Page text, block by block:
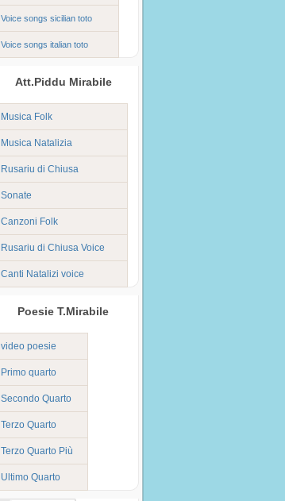
Voice songs sicilian toto
Voice songs italian toto
Att.Piddu Mirabile
Musica Folk
Musica Natalizia
Rusariu di Chiusa
Sonate
Canzoni Folk
Rusariu di Chiusa Voice
Canti Natalizi voice
Poesie T.Mirabile
video poesie
Primo quarto
Secondo Quarto
Terzo Quarto
Terzo Quarto Più
Ultimo Quarto